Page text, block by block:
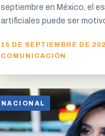
septiembre en México, el
artificiales puede ser
15 DE SEPTIEMBRE DE
COMUNICACIÓN
NACIONAL